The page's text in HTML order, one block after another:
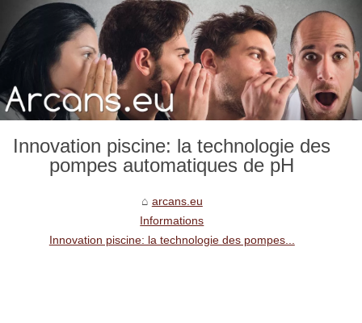
Innovation piscine: la technologie des
pompes automatiques de pH
arcans.eu
Informations
Innovation piscine: la technologie des pompes...